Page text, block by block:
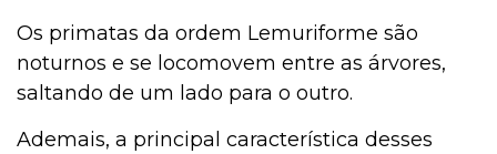
Os primatas da ordem Lemuriforme são
noturnos e se locomovem entre as árvores,
saltando de um lado para o outro.
Ademais, a principal característica desses